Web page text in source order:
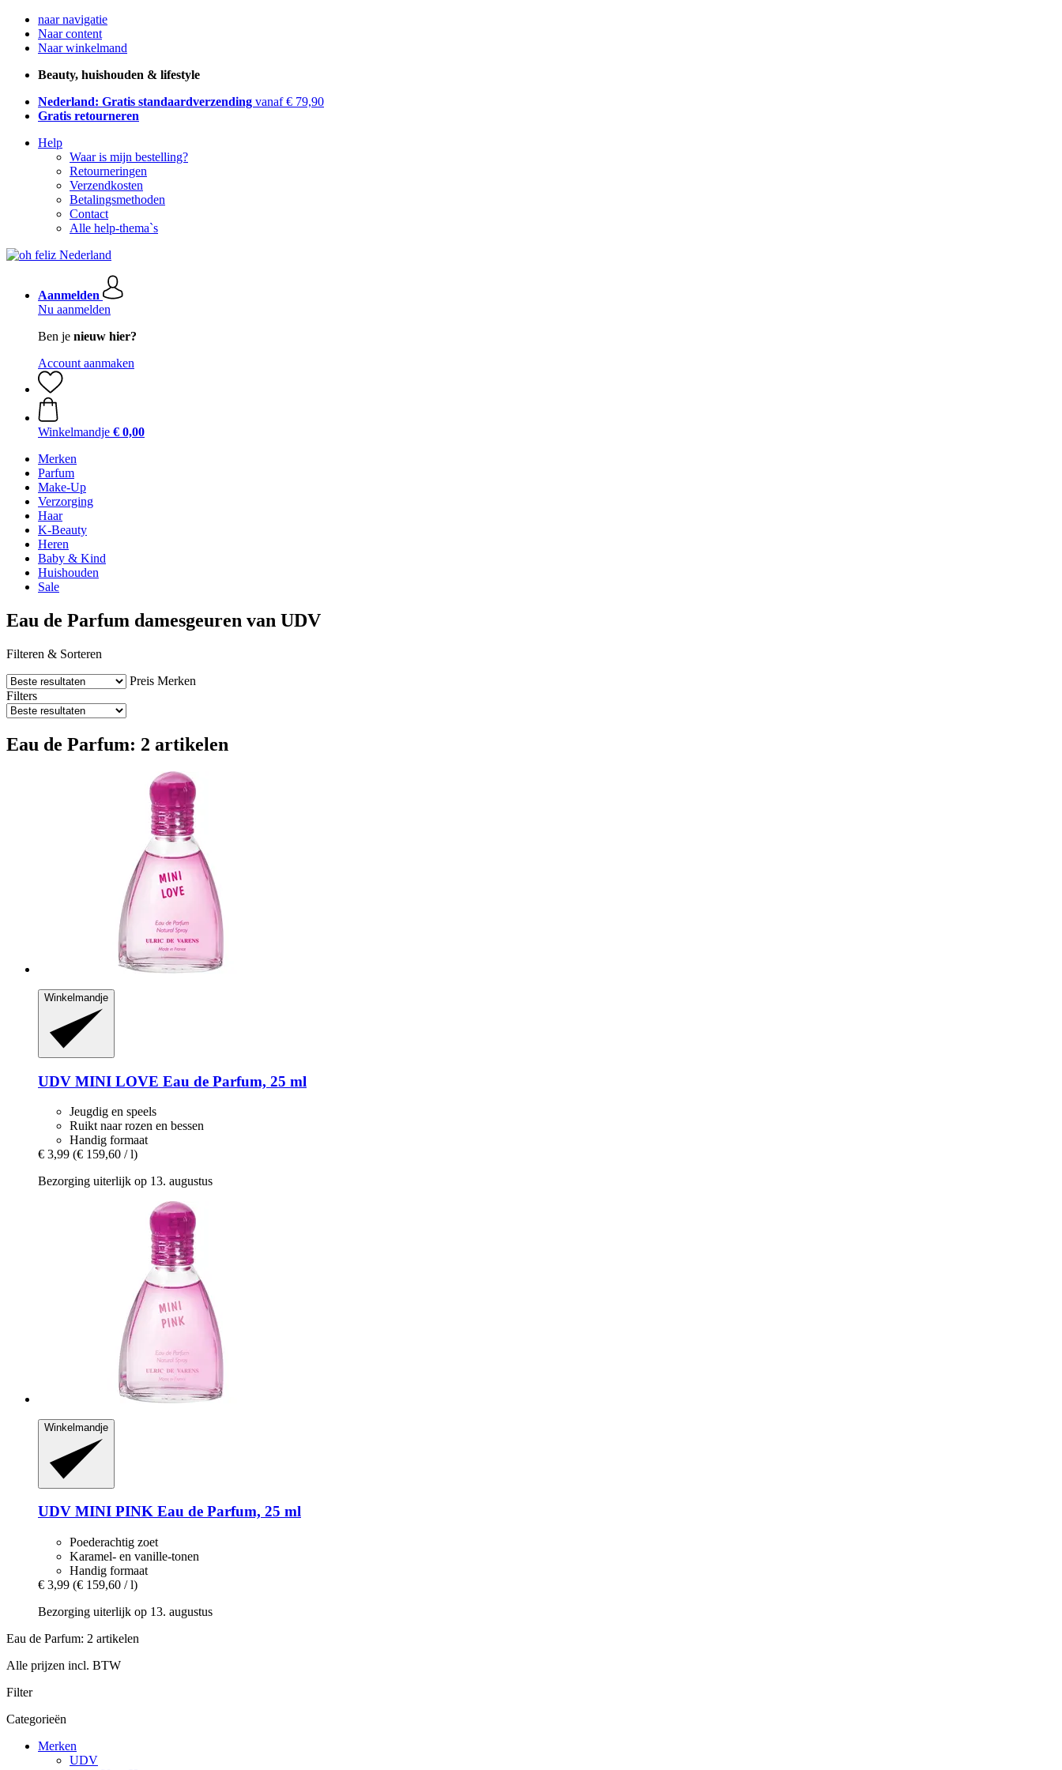
naar navigatie
Naar content
Naar winkelmand
Beauty, huishouden & lifestyle
Nederland: Gratis standaardverzending vanaf € 79,90
Gratis retourneren
Help
Waar is mijn bestelling?
Retourneringen
Verzendkosten
Betalingsmethoden
Contact
Alle help-thema`s
Aanmelden
Nu aanmelden
Ben je nieuw hier?
Account aanmaken
Winkelmandje € 0,00
Merken
Parfum
Make-Up
Verzorging
Haar
K-Beauty
Heren
Baby & Kind
Huishouden
Sale
Eau de Parfum damesgeuren van UDV
Filteren & Sorteren
Preis Merken
Filters
Eau de Parfum: 2 artikelen
Winkelmandje
UDV MINI LOVE Eau de Parfum, 25 ml
Jeugdig en speels
Ruikt naar rozen en bessen
Handig formaat
€ 3,99 (€ 159,60 / l)
Bezorging uiterlijk op 13. augustus
Winkelmandje
UDV MINI PINK Eau de Parfum, 25 ml
Poederachtig zoet
Karamel- en vanille-tonen
Handig formaat
€ 3,99 (€ 159,60 / l)
Bezorging uiterlijk op 13. augustus
Eau de Parfum: 2 artikelen
Alle prijzen incl. BTW
Filter
Categorieën
Merken
UDV